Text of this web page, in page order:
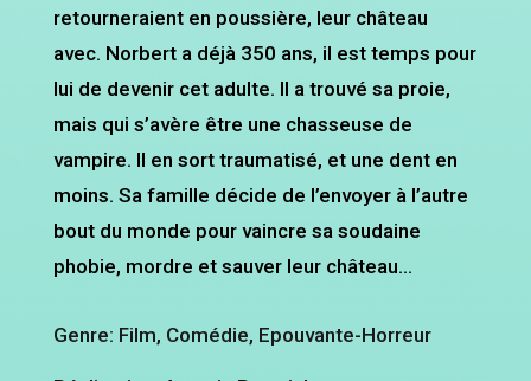
retourneraient en poussière, leur château
avec. Norbert a déjà 350 ans, il est temps pour
lui de devenir cet adulte. Il a trouvé sa proie,
mais qui s’avère être une chasseuse de
vampire. Il en sort traumatisé, et une dent en
moins. Sa famille décide de l’envoyer à l’autre
bout du monde pour vaincre sa soudaine
phobie, mordre et sauver leur château…
Genre: Film, Comédie, Epouvante-Horreur